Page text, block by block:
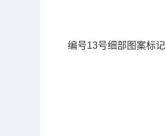
编号13号细部图案标记